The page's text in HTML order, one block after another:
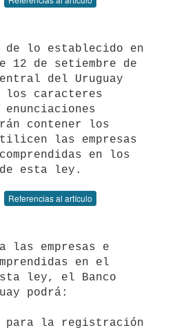
12 de setiembre de
del Uruguay
los caracteres
contener los
las empresas
en los
Referencias al artículo
en el
ley, el Banco
podrá:
para la registración